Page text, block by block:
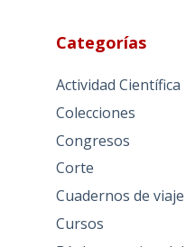
Categorías
Actividad Científica
Colecciones
Congresos
Corte
Cuadernos de viaje
Cursos